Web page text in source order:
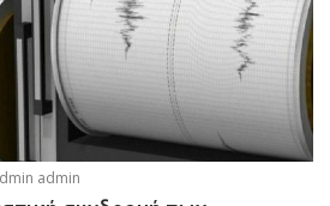
admin